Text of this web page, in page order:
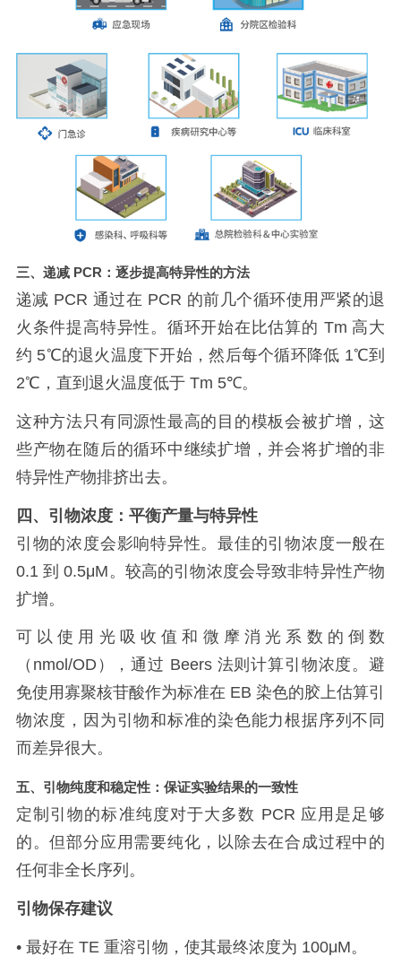
三、递减PCR ：逐步提高特异性的方法
递减 PCR 通过在 PCR 的前几个循环使用严紧的退
火条件提高特异性。循环开始在比估算的 Tm 高大
约 5℃的退火温度下开始，然后每个循环降低 1℃到
2℃ ，直到退火温度低于 Tm 5℃。
这种方法只有同源性最高的目的模板会被扩增，这
些产物在随后的循环中继续扩增，并会将扩增的非
特异性产物排挤出去。
四、引物浓度：平衡产量与特异性
引物的浓度会影响特异性。最佳的引物浓度一般在
0.1到0.5μM 。较高的引物浓度会导致非特异性产物
扩增。
可以使用光吸收值和微摩消光系数的倒数
（ nmol/OD ），通过 Beers 法则计算引物浓度。避
免使用寡聚核苷酸作为标准在 EB染色的胶上估算引
物浓度，因为引物和标准的染色能力根据序列不同
而差异很大。
五、引物纯度和稳定性：保证实验结果的一致性
定制引物的标准纯度对于大多数 PCR 应用是足够
的。但部分应用需要纯化，以除去在合成过程中的
任何非全长序列。
引物保存建议
• 最好在 TE 重溶引物，使其最终浓度为 100μM。